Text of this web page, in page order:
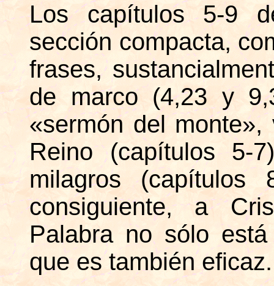
Los capítulos 5-9
sección compacta,
frases,
de marco (4,23 y
«sermón del
Reino (capítulos
milagros (capítulos
consiguiente, a
Palabra no sólo
que es también eficaz.